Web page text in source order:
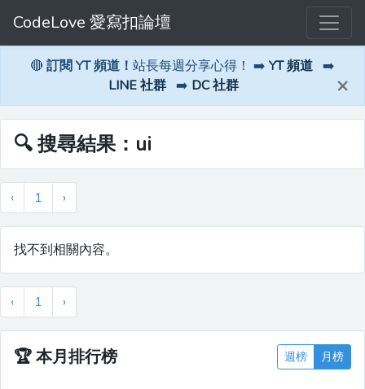
CodeLove 愛寫扣論壇
🔴 訂閱 YT 頻道！ 站長每週分享心得！ ➡️ YT 頻道 ➡️
LINE 社群 ➡️ DC 社群 ×
🔍 搜尋結果：ui
‹ 1 ›
找不到相關內容。
‹ 1 ›
🏆本月排行榜 週榜 月榜